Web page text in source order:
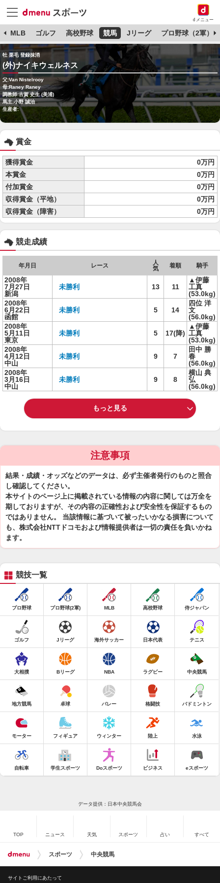
dメニュー
MLB ゴルフ 高校野球 競馬 Jリーグ プロ野球（2軍）
牡 栗毛 登録抹消
(外)ナイキウェルネス
父:Van Nistelrooy
母:Raney Raney
調教師:古賀 史生 (美浦)
馬主:小野 誠治
生産者:
賞金
獲得賞金
0万円
本賞金
0万円
付加賞金
0万円
収得賞金（平地）
0万円
収得賞金（障害）
0万円
競走成績
年月日 レース
人
気
着順 騎手
2008年
7月27日
新潟
未勝利 13 11
▲伊藤
工真
(53.0kg)
2008年
6月22日
函館
未勝利 5 14
四位 洋
文
(56.0kg)
2008年
5月11日
東京
未勝利 5 17(降)
▲伊藤
工真
(53.0kg)
2008年
4月12日
中山
未勝利 9 7
田中 勝
春
(56.0kg)
2008年
3月16日
中山
未勝利 9 8
横山 典
弘
(56.0kg)
もっと見る
注意事項
結果・成績・オッズなどのデータは、必ず主催者発行のものと照合
し確認してください。
本サイトのページ上に掲載されている情報の内容に関しては万全を
期しておりますが、その内容の正確性および安全性を保証するもの
ではありません。 当該情報に基づいて被ったいかなる損害について
も、株式会社NTTドコモおよび情報提供者は一切の責任を負いかね
ます。
競技一覧
プロ野球 プロ野球(2軍) MLB 高校野球 侍ジャパン
ゴルフ Jリーグ 海外サッカー 日本代表 テニス
大相撲 Bリーグ NBA ラグビー 中央競馬
地方競馬 卓球 バレー 格闘技 バドミントン
モーター フィギュア ウィンター 陸上 水泳
自転車 学生スポーツ Doスポーツ ビジネス eスポーツ
データ提供：日本中央競馬会
TOP ニュース 天気 スポーツ 占い すべて
スポーツ 中央競馬
サイトご利用にあたって